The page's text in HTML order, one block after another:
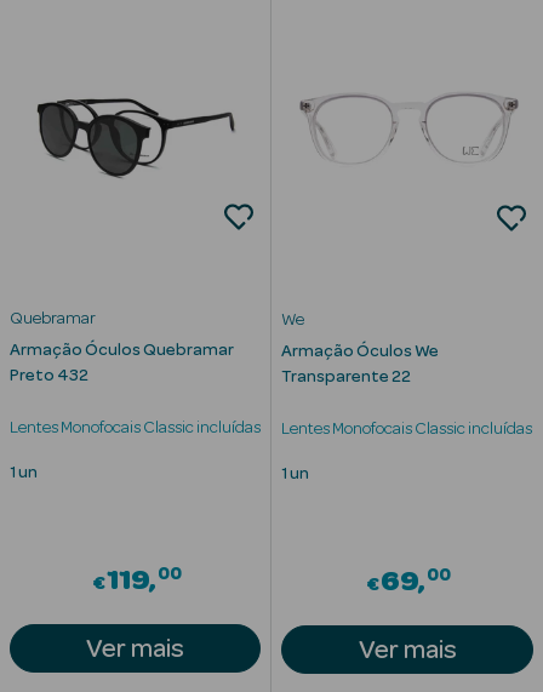
Beauty Season
Nutricosmética
Solares
Quebramar
Armação Óculos Quebramar
Preto 432
Lentes Monofocais Classic incluídas
1 un
€119 00
Ver mais
We
Armação Óculos We
Transparente 22
Lentes Monofocais Classic incluídas
1 un
€69 00
Ver mais